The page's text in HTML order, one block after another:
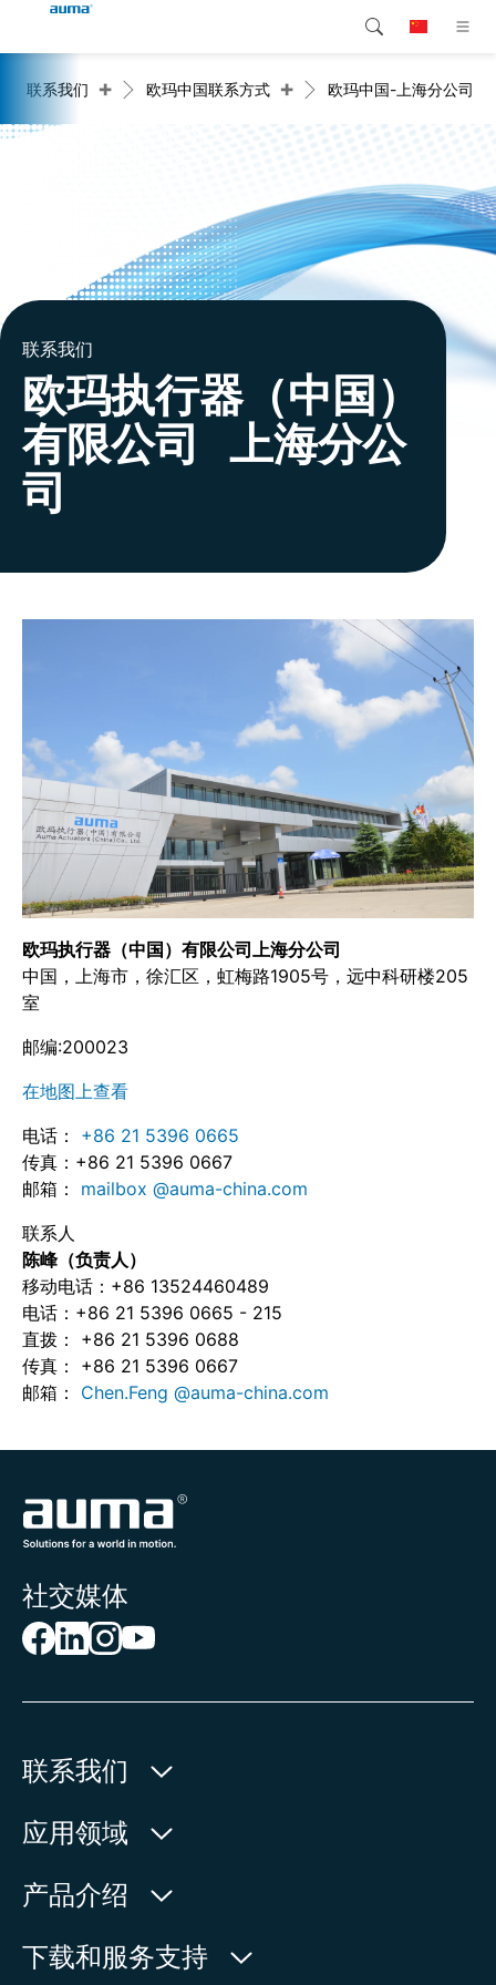
产品介绍
服务支持
联系我们
Global
北美
搜索
联系我们 + 欧玛中国联系方式 + 欧玛中国-上海分公司
联系我们
欧玛执行器（中国）
有限公司 上海分公
司
欧玛执行器（中国）有限公司上海分公司
中国，上海市，徐汇区，虹梅路1905号，远中科研楼205
室
邮编:200023
在地图上查看
电话：
+86 21 5396 0665
传真：+86 21 5396 0667
邮箱： mailbox @auma-china.com
联系人
陈峰（负责人）
移动电话：+86 13524460489
电话：+86 21 5396 0665 - 215
直拨： +86 21 5396 0688
传真： +86 21 5396 0667
邮箱： Chen.Feng @auma-china.com
社交媒体
联系我们
欧玛执行器(中国)有限公司
人民北路171号
215499
应用领域
水利
电力
产品介绍
产品查询
下载和服务支持